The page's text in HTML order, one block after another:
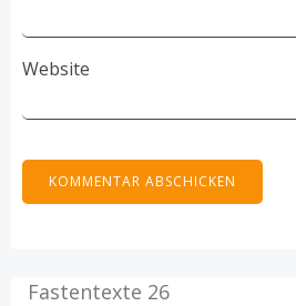
Website
Fastentexte 26